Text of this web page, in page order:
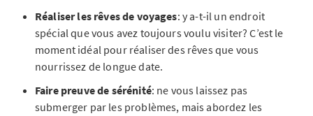
Réaliser les rêves de voyages: y a-t-il un endroit
spécial que vous avez toujours voulu visiter? C’est le
moment idéal pour réaliser des rêves que vous
nourrissez de longue date.
Faire preuve de sérénité: ne vous laissez pas
submerger par les problèmes, mais abordez les